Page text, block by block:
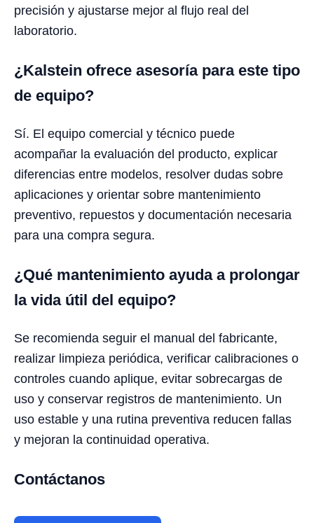
precisión y ajustarse mejor al flujo real del
laboratorio.
¿Kalstein ofrece asesoría para este tipo
de equipo?
Sí. El equipo comercial y técnico puede
acompañar la evaluación del producto, explicar
diferencias entre modelos, resolver dudas sobre
aplicaciones y orientar sobre mantenimiento
preventivo, repuestos y documentación necesaria
para una compra segura.
¿Qué mantenimiento ayuda a prolongar
la vida útil del equipo?
Se recomienda seguir el manual del fabricante,
realizar limpieza periódica, verificar calibraciones o
controles cuando aplique, evitar sobrecargas de
uso y conservar registros de mantenimiento. Un
uso estable y una rutina preventiva reducen fallas
y mejoran la continuidad operativa.
Contáctanos